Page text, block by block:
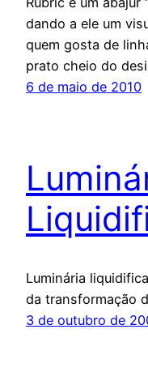
dando a ele um
quem gosta de
prato cheio do
6 de maio de 2010
Luminária
da transformação
3 de outubro de